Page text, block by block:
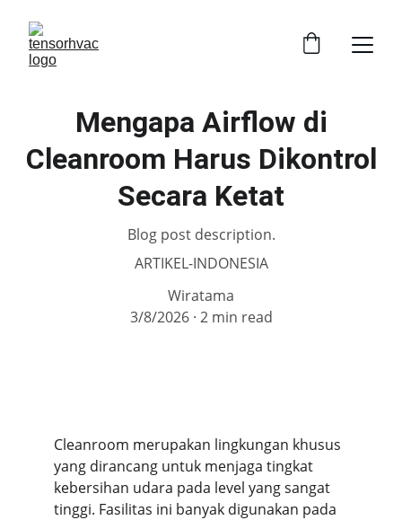
Mengapa Airflow di
Cleanroom Harus Dikontrol
Secara Ketat
Blog post description.
ARTIKEL-INDONESIA
Wiratama
3/8/2026 2 min read
Cleanroom merupakan lingkungan khusus
yang dirancang untuk menjaga tingkat
kebersihan udara pada level yang sangat
tinggi. Fasilitas ini banyak digunakan pada